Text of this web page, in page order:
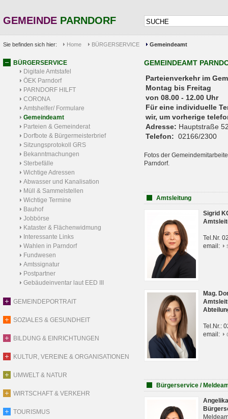
GEMEINDE PARNDORF
Sie befinden sich hier: Home BÜRGERSERVICE Gemeindeamt
BÜRGERSERVICE
Digitale Amtstafel
ÖEK Parndorf
PARNDORF HILFT
CORONA
Amtshelfer/ Formulare
Gemeindeamt
Parteien & Gemeinderat
Dorfbote & Bürgermeisterbrief
Sitzungsprotokoll GRS
Bekanntmachungen
Sterbefälle
Wichtige Adressen
Abwasser und Kanalisation
Müll & Sammelstellen
Wichtige Termine
Bauhof
Jobbörse
Kataster & Flächenwidmung
Interessante Links
Wahlen in Parndorf
Fundwesen
Amtssignatur
Postpartner
Gebäudeinventar laut EED III
GEMEINDEPORTRAIT
SOZIALES & GESUNDHEIT
BILDUNG & EINRICHTUNGEN
KULTUR, VEREINE & ORGANISATIONEN
UMWELT & NATUR
WIRTSCHAFT & VERKEHR
TOURISMUS
GEMEINDEAMT
Parteienverkehr
Montag bis Freitag
von 08.00 - 12.00 Uhr
Für eine individuelle
wir, um vorherige
Adresse: Hauptstraße
Telefon: 02166/2300
Fotos der
Parndorf.
Amtsleitung
Sigrid
Tel.Nr.
email:
Mag.
Tel.Nr.:
email:
Bürgerservice /